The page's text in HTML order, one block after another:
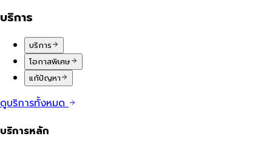
บริการ
บริการ
โอกาสพิเศษ
แก้ปัญหา
ดูบริการทั้งหมด
บริการหลัก